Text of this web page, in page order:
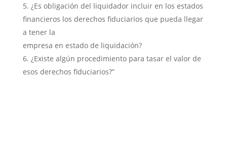
¿Es obligación del liquidador incluir en los estados
financieros los derechos fiduciarios que pueda llegar
a tener la
empresa en estado de liquidación?
¿Existe algún procedimiento para tasar el valor de
esos derechos fiduciarios?”